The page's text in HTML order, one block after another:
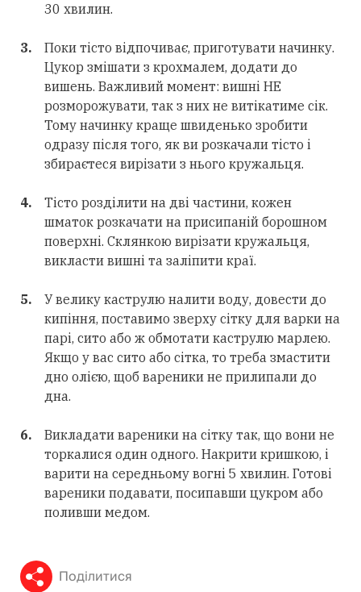
30 хвилин.
Поки тісто відпочиває, приготувати начинку.
Цукор змішати з крохмалем, додати до
вишень. Важливий момент: вишні НЕ
розморожувати, так з них не витікатиме сік.
Тому начинку краще швиденько зробити
одразу після того, як ви розкачали тісто і
збираєтеся вирізати з нього кружальця.
Тісто розділити на дві частини, кожен
шматок розкачати на присипаній борошном
поверхні. Склянкою вирізати кружальця,
викласти вишні та заліпити краї.
У велику каструлю налити воду, довести до
кипіння, поставимо зверху сітку для варки на
парі, сито або ж обмотати каструлю марлею.
Якщо у вас сито або сітка, то треба змастити
дно олією, щоб вареники не прилипали до
дна.
Викладати вареники на сітку так, що вони не
торкалися один одного. Накрити кришкою, і
варити на середньому вогні 5 хвилин. Готові
вареники подавати, посипавши цукром або
поливши медом.
Поділитися